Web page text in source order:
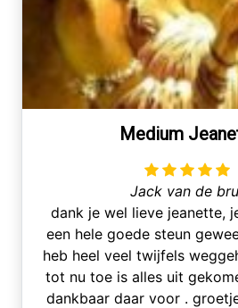
Medium
Jack van de
dank je wel lieve jeanette,
een hele goede steun
heb heel veel twijfels
tot nu toe is alles uit
dankbaar daar voor .